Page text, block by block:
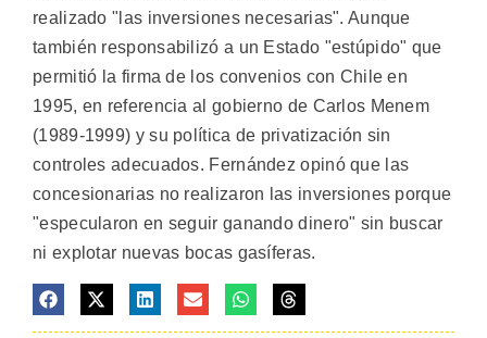
realizado "las inversiones necesarias". Aunque
también responsabilizó a un Estado "estúpido" que
permitió la firma de los convenios con Chile en
1995, en referencia al gobierno de Carlos Menem
(1989-1999) y su política de privatización sin
controles adecuados. Fernández opinó que las
concesionarias no realizaron las inversiones porque
"especularon en seguir ganando dinero" sin buscar
ni explotar nuevas bocas gasíferas.